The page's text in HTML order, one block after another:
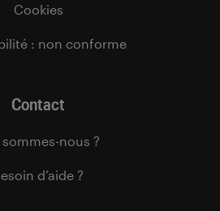
Cookies
: non conforme
Contact
nous ?
d’aide ?